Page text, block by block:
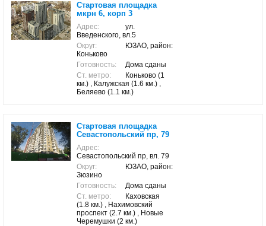
Стартовая площадка
мкрн 6, корп 3
Адрес:
ул.
Введенского, вл.5
Округ:
ЮЗАО, район:
Коньково
Готовность:
Дома сданы
Ст. метро:
Коньково (1
км.) , Калужская (1.6 км.) ,
Беляево (1.1 км.)
Стартовая площадка
Севастопольский пр, 79
Адрес:
Севастопольский пр, вл. 79
Округ:
ЮЗАО, район:
Зюзино
Готовность:
Дома сданы
Ст. метро:
Каховская
(1.8 км.) , Нахимовский
проспект (2.7 км.) , Новые
Черемушки (2 км.)